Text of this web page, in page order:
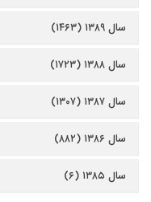
سال ۱۳۸۹ (۱۴۶۳)
سال ۱۳۸۸ (۱۷۲۳)
سال ۱۳۸۷ (۱۳۰۷)
سال ۱۳۸۶ (۸۸۲)
سال ۱۳۸۵ (۶)